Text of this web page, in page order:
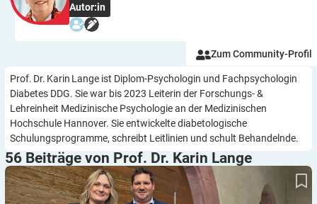
Autor:in
Zum Community-Profil
Prof. Dr. Karin Lange ist Diplom-Psychologin und Fachpsychologin
Diabetes DDG. Sie war bis 2023 Leiterin der Forschungs- &
Lehreinheit Medizinische Psychologie an der Medizinischen
Hochschule Hannover. Sie entwickelte diabetologische
Schulungsprogramme, schreibt Leitlinien und schult Behandelnde.
56 Beiträge von Prof. Dr. Karin Lange
Früherkennung des Typ-1-Diabetes: Ein kleiner Piks und ein „Ja“
für die Forschung